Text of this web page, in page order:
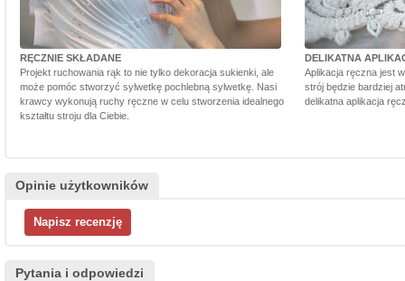
RĘCZNIE SKŁADANE
Projekt ruchowania rąk to nie tylko dekoracja sukienki, ale
może pomóc stworzyć sylwetkę pochlebną sylwetkę. Nasi
krawcy wykonują ruchy ręczne w celu stworzenia idealnego
kształtu stroju dla Ciebie.
DELIKATNA
Aplikacja ręczna jest
strój będzie bardziej
delikatna aplikacja
Opinie użytkowników
Pytania i odpowiedzi